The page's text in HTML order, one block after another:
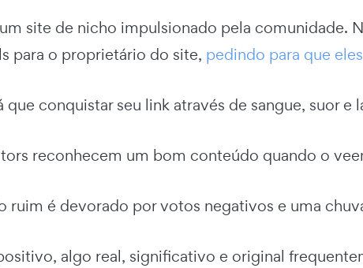
site de nicho impulsionado pela comunidade.
para o proprietário do site, pedindo para que
que conquistar seu link através de sangue, suor
reconhecem um bom conteúdo quando o
ruim é devorado por votos negativos e uma
algo real, significativo e original